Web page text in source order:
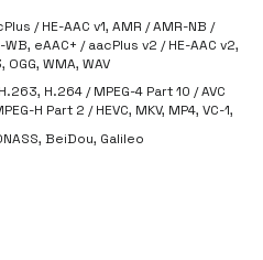
/ HE-AAC v1, AMR / AMR-NB /
WB, eAAC+ / aacPlus v2 / HE-AAC v2,
OGG, WMA, WAV
H.264 / MPEG-4 Part 10 / AVC
H Part 2 / HEVC, MKV, MP4, VC-1,
BeiDou, Galileo